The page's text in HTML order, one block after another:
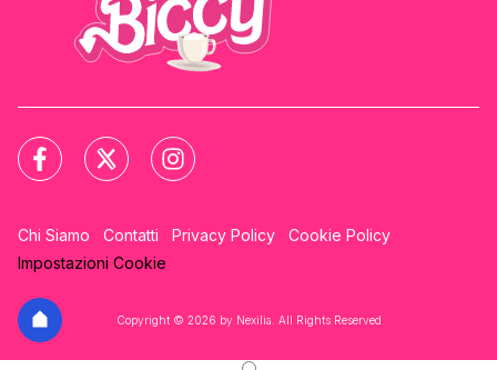
Chi Siamo Contatti Privacy Policy
Cookie Policy
Impostazioni Cookie
Copyright © 2026 by Nexilia. All Rights Reserved